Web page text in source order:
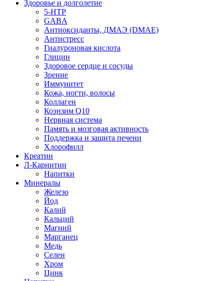
Здоровье и долголетие
5-HTP
GABA
Антиоксиданты, ДМАЭ (DMAE)
Антистресс
Гиалуроновая кислота
Глицин
Здоровое сердце и сосуды
Зрение
Иммунитет
Кожа, ногти, волосы
Коллаген
Коэнзим Q10
Нервная система
Память и мозговая активность
Поддержка и защита печени
Хлорофилл
Креатин
Л-Карнитин
Напитки
Минералы
Железо
Йод
Калий
Кальций
Магний
Марганец
Медь
Селен
Хром
Цинк